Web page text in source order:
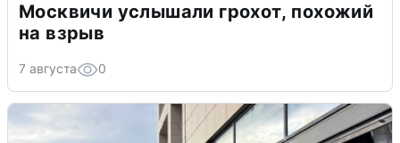
Москвичи услышали грохот, похожий
на взрыв
7 августа 0